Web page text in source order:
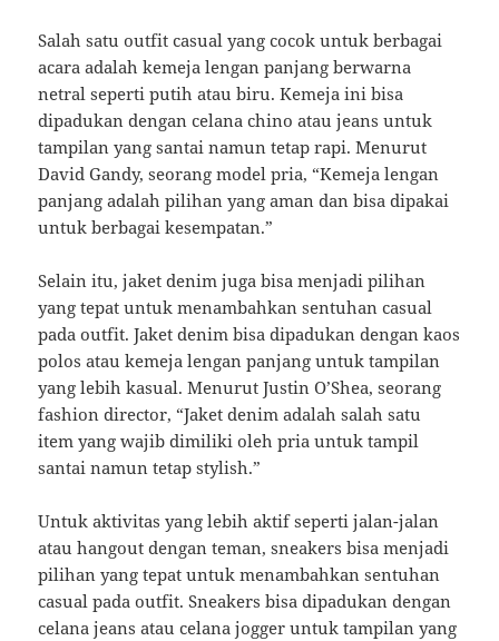
Salah satu outfit casual yang cocok untuk berbagai
acara adalah kemeja lengan panjang berwarna
netral seperti putih atau biru. Kemeja ini bisa
dipadukan dengan celana chino atau jeans untuk
tampilan yang santai namun tetap rapi. Menurut
David Gandy, seorang model pria, “Kemeja lengan
panjang adalah pilihan yang aman dan bisa dipakai
untuk berbagai kesempatan.”
Selain itu, jaket denim juga bisa menjadi pilihan
yang tepat untuk menambahkan sentuhan casual
pada outfit. Jaket denim bisa dipadukan dengan kaos
polos atau kemeja lengan panjang untuk tampilan
yang lebih kasual. Menurut Justin O’Shea, seorang
fashion director, “Jaket denim adalah salah satu
item yang wajib dimiliki oleh pria untuk tampil
santai namun tetap stylish.”
Untuk aktivitas yang lebih aktif seperti jalan-jalan
atau hangout dengan teman, sneakers bisa menjadi
pilihan yang tepat untuk menambahkan sentuhan
casual pada outfit. Sneakers bisa dipadukan dengan
celana jeans atau celana jogger untuk tampilan yang